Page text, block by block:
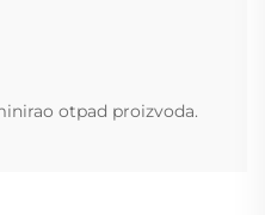
otpad proizvoda.